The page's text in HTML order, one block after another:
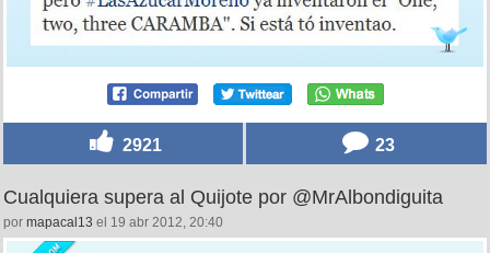
2921 23
Cualquiera supera al Quijote por @MrAlbondiguita
por mapacal13 el 19 abr 2012, 20:40